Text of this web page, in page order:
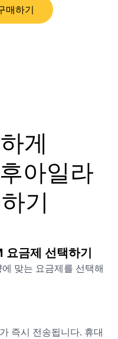
매하기
게
아일라
기
요금제 선택하기
맞는 요금제를 선택해
즉시 전송됩니다. 휴대